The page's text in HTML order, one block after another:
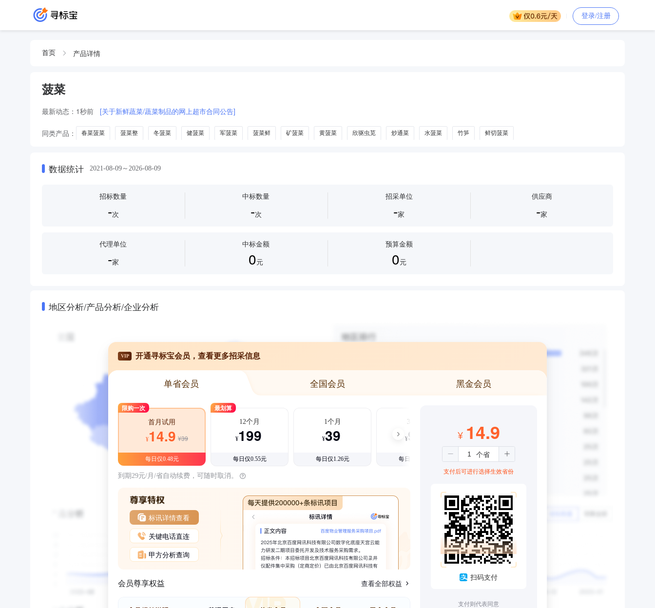
登录/注册
首页 产品详情
菠菜
最新动态： 1秒前 [关于新鲜蔬菜/蔬菜制品的网上超市合同公告]
同类产品： 春菜菠菜 菠菜整 冬菠菜 健菠菜 军菠菜 菠菜鲜 矿菠菜 黄菠菜 欣驱虫苋 炒通菜 水菠菜 竹笋 鲜切菠菜
数据统计 2021-08-09～2026-08-09
招标数量
-次
中标数量
-次
招采单位
-家
供应商
-家
代理单位
-家
中标金额
0元
预算金额
0元
地区分析/产品分析/企业分析
VIP 开通寻标宝会员，查看更多招采信息
单省会员 全国会员 黑金会员
限购一次
首月试用
¥14.9 ¥39
每日仅0.48元
最划算
12个月
¥199
每日仅0.55元
1个月
¥39
每日仅1.26元
3个月
¥99
每日仅1.08元
到期29元/月/省自动续费，可随时取消。
标讯详情查看
关键电话直连
甲方分析查询
会员尊享权益 查看全部权益
¥ 14.9
支付后可进行选择生效省份
扫码支付
支付则代表同意